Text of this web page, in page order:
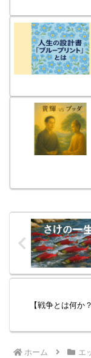
【戦争とは何か
ホーム エ